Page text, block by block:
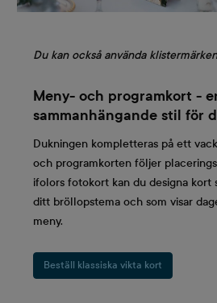
Du kan också använda
Meny- och programkort -
sammanhängande stil för
Dukningen kompletteras på ett
och programkorten följer
ifolors fotokort kan du designa kort
ditt bröllopstema och som visar
meny.
Beställ klassiska vikta kort